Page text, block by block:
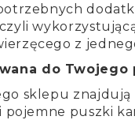
z
do Twojego
sklepu znajdują
pojemne puszki